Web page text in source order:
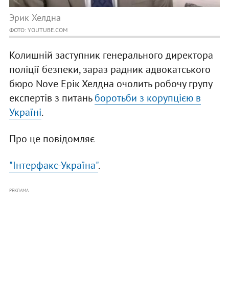
Эрик Хелдна
ФОТО: YOUTUBE.COM
Колишній заступник генерального директора
поліції безпеки, зараз радник адвокатського
бюро Nove Ерік Хелдна очолить робочу групу
експертів з питаньборотьби з корупцією в
Україні.
Про це повідомляє
"Інтерфакс-Україна".
РЕКЛАМА